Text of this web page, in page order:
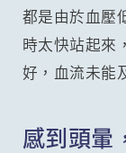
都是由於血壓
時太快站起來
好，血流未能
感到頭暈